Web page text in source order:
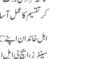
کر تقسیم کا عمل